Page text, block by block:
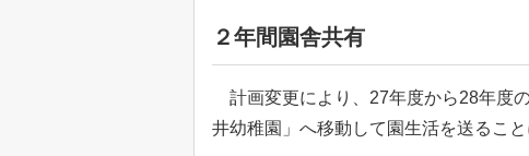
２年間園舎共有
計画変更により、27年度から28年度
井幼稚園」へ移動して園生活を送ること